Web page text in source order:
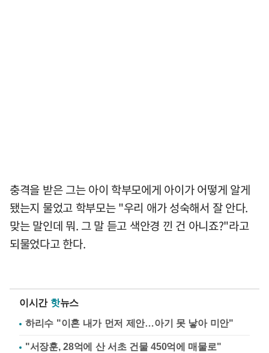
충격을 받은 그는 아이 학부모에게 아이가 어떻게 알게
됐는지 물었고 학부모는 "우리 애가 성숙해서 잘 안다.
맞는 말인데 뭐. 그 말 듣고 색안경 낀 건 아니죠?"라고
되물었다고 한다.
이시간 핫뉴스
하리수 "이혼 내가 먼저 제안…아기 못 낳아 미안"
"서장훈, 28억에 산 서초 건물 450억에 매물로"